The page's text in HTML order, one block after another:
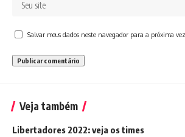
Salvar meus dados neste navegador para a próxima
Veja também
Libertadores 2022: veja os times